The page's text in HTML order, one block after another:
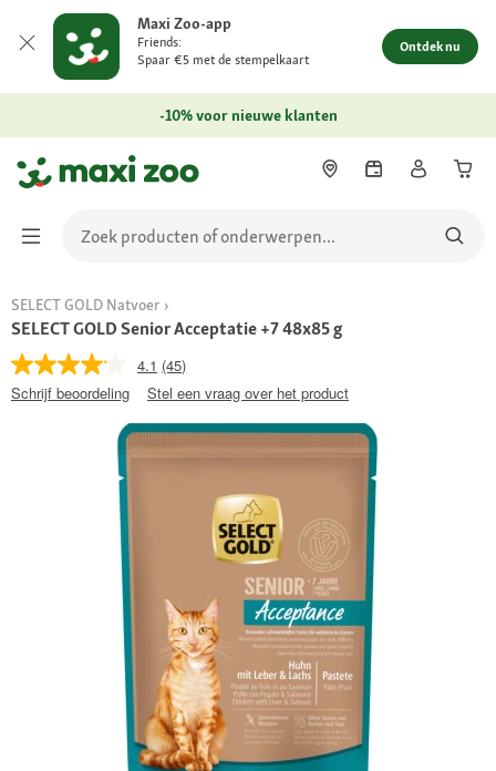
Maxi Zoo-app
Friends:
Spaar €5 met de stempelkaart
Ontdek nu
-10% voor nieuwe klanten
SELECT GOLD Natvoer
SELECT GOLD Senior Acceptatie +7 48x85 g
4.1 (45)
Schrijf beoordeling
Stel een vraag over het product